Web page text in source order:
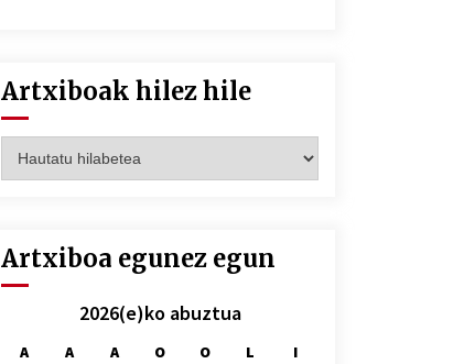
Artxiboak hilez hile
hilez
Artxiboa egunez egun
2026(e)ko abuztua
A A A O O L
I